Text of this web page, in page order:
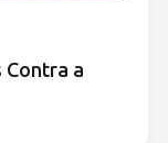
Contra a